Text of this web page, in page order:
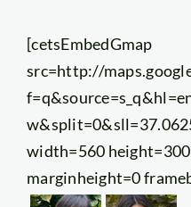
[cetsEmbedGmap
src=http://
width=560
marginheight=0